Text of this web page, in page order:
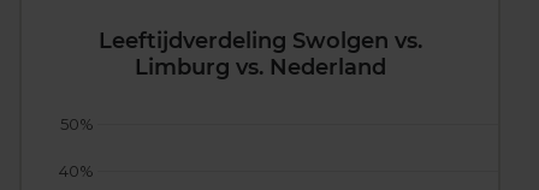
Leeftijdverdeling Swolgen vs.
Limburg vs. Nederland
40%
50%